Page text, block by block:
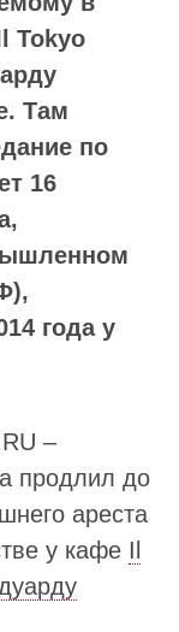
Tokyo
Там
по
16
года у
–
продлил до
ареста
у кафе Il